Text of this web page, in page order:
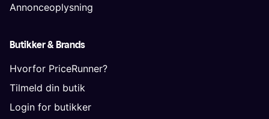
Annonceoplysning
Butikker & Brands
Hvorfor PriceRunner?
Tilmeld din butik
Login for butikker